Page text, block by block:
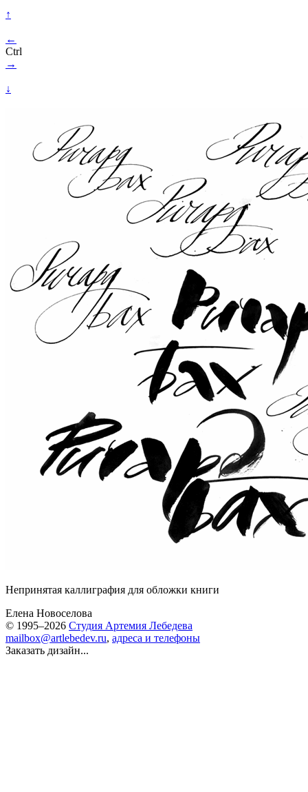
↑
←
Ctrl
→
↓
Непринятая каллиграфия для обложки книги
Елена Новоселова
© 1995–2026 Студия Артемия Лебедева
mailbox@artlebedev.ru, адреса и телефоны
Заказать дизайн...